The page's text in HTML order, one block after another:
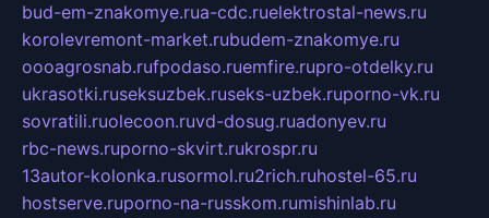
bud-em-znakomye.rua-cdc.ruelektrostal-news.ru
korolevremont-market.rubudem-znakomye.ru
oooagrosnab.rufpodaso.ruemfire.rupro-otdelky.ru
ukrasotki.ruseksuzbek.ruseks-uzbek.ruporno-vk.ru
sovratili.ruolecoon.ruvd-dosug.ruadonyev.ru
rbc-news.ruporno-skvirt.rukrospr.ru
13autor-kolonka.rusormol.ru2rich.ruhostel-65.ru
hostserve.ruporno-na-russkom.rumishinlab.ru